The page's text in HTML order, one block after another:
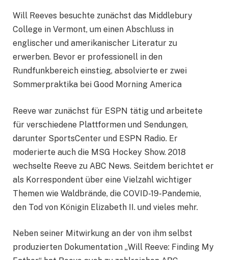
Will Reeves besuchte zunächst das Middlebury
College in Vermont, um einen Abschluss in
englischer und amerikanischer Literatur zu
erwerben. Bevor er professionell in den
Rundfunkbereich einstieg, absolvierte er zwei
Sommerpraktika bei Good Morning America
Reeve war zunächst für ESPN tätig und arbeitete
für verschiedene Plattformen und Sendungen,
darunter SportsCenter und ESPN Radio. Er
moderierte auch die MSG Hockey Show. 2018
wechselte Reeve zu ABC News. Seitdem berichtet er
als Korrespondent über eine Vielzahl wichtiger
Themen wie Waldbrände, die COVID-19-Pandemie,
den Tod von Königin Elizabeth II. und vieles mehr.
Neben seiner Mitwirkung an der von ihm selbst
produzierten Dokumentation „Will Reeve: Finding My